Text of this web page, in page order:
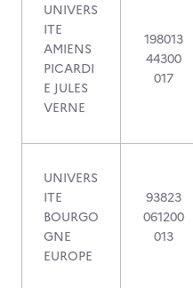
UNIVERS
ITE
AMIENS
PICARDI
E JULES
VERNE
198013
44300
017
UNIVERS
ITE
BOURGO
GNE
EUROPE
93823
061200
013